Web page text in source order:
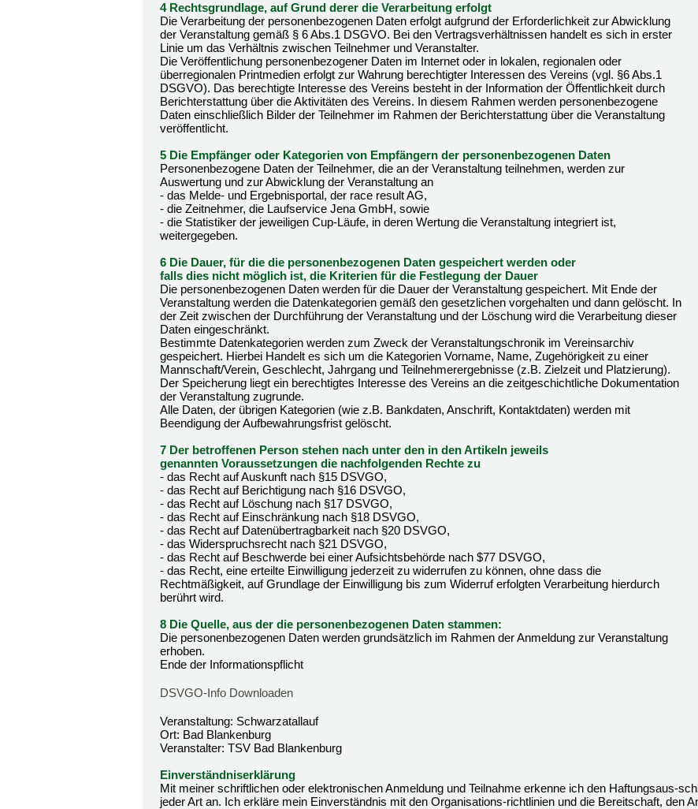
4 Rechtsgrundlage, auf Grund derer die Verarbeitung erfolgt
Die Verarbeitung der personenbezogenen Daten erfolgt aufgrund der Erforderlichkeit zur Abwicklung
der Veranstaltung gemäß § 6 Abs.1 DSGVO. Bei den Vertragsverhältnissen handelt es sich in erster
Linie um das Verhältnis zwischen Teilnehmer und Veranstalter.
Die Veröffentlichung personenbezogener Daten im Internet oder in lokalen, regionalen oder
überregionalen Printmedien erfolgt zur Wahrung berechtigter Interessen des Vereins (vgl. §6 Abs.1
DSGVO). Das berechtigte Interesse des Vereins besteht in der Information der Öffentlichkeit durch
Berichterstattung über die Aktivitäten des Vereins. In diesem Rahmen werden personenbezogene
Daten einschließlich Bilder der Teilnehmer im Rahmen der Berichterstattung über die Veranstaltung
veröffentlicht.
5 Die Empfänger oder Kategorien von Empfängern der personenbezogenen Daten
Personenbezogene Daten der Teilnehmer, die an der Veranstaltung teilnehmen, werden zur
Auswertung und zur Abwicklung der Veranstaltung an
- das Melde- und Ergebnisportal, der race result AG,
- die Zeitnehmer, die Laufservice Jena GmbH, sowie
- die Statistiker der jeweiligen Cup-Läufe, in deren Wertung die Veranstaltung integriert ist,
weitergegeben.
6 Die Dauer, für die die personenbezogenen Daten gespeichert werden oder
falls dies nicht möglich ist, die Kriterien für die Festlegung der Dauer
Die personenbezogenen Daten werden für die Dauer der Veranstaltung gespeichert. Mit Ende der
Veranstaltung werden die Datenkategorien gemäß den gesetzlichen vorgehalten und dann gelöscht. In
der Zeit zwischen der Durchführung der Veranstaltung und der Löschung wird die Verarbeitung dieser
Daten eingeschränkt.
Bestimmte Datenkategorien werden zum Zweck der Veranstaltungschronik im Vereinsarchiv
gespeichert. Hierbei Handelt es sich um die Kategorien Vorname, Name, Zugehörigkeit zu einer
Mannschaft/Verein, Geschlecht, Jahrgang und Teilnehmerergebnisse (z.B. Zielzeit und Platzierung).
Der Speicherung liegt ein berechtigtes Interesse des Vereins an die zeitgeschichtliche Dokumentation
der Veranstaltung zugrunde.
Alle Daten, der übrigen Kategorien (wie z.B. Bankdaten, Anschrift, Kontaktdaten) werden mit
Beendigung der Aufbewahrungsfrist gelöscht.
7 Der betroffenen Person stehen nach unter den in den Artikeln jeweils
genannten Voraussetzungen die nachfolgenden Rechte zu
- das Recht auf Auskunft nach §15 DSVGO,
- das Recht auf Berichtigung nach §16 DSVGO,
- das Recht auf Löschung nach §17 DSVGO,
- das Recht auf Einschränkung nach §18 DSVGO,
- das Recht auf Datenübertragbarkeit nach §20 DSVGO,
- das Widerspruchsrecht nach §21 DSVGO,
- das Recht auf Beschwerde bei einer Aufsichtsbehörde nach $77 DSVGO,
- das Recht, eine erteilte Einwilligung jederzeit zu widerrufen zu können, ohne dass die
Rechtmäßigkeit, auf Grundlage der Einwilligung bis zum Widerruf erfolgten Verarbeitung hierdurch
berührt wird.
8 Die Quelle, aus der die personenbezogenen Daten stammen:
Die personenbezogenen Daten werden grundsätzlich im Rahmen der Anmeldung zur Veranstaltung
erhoben.
Ende der Informationspflicht
DSVGO-Info Downloaden
Veranstaltung: Schwarzatallauf
Ort: Bad Blankenburg
Veranstalter: TSV Bad Blankenburg
Einverständniserklärung
Mit meiner schriftlichen oder elektronischen Anmeldung und Teilnahme erkenne ich den Haftungsaus-
jeder Art an. Ich erkläre mein Einverständnis mit den Organisations-richtlinien und die Bereitschaft, den